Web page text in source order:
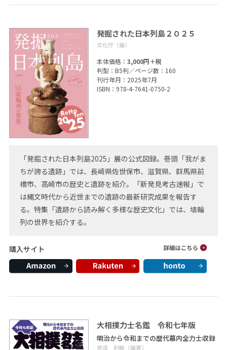
発掘された日本列島２０２５
文化庁（編）
本体価格：3,000円＋税
判型：B5判／ページ数：160
刊行年月：2025年7月
ISBN：978-4-7641-0750-2
「発掘された日本列島2025」展の公式図録。巻頭「我がま
ちが誇る遺跡」では、長崎県佐世保市、滋賀県、群馬県前
橋市、高崎市の歴史と遺跡を紹介。「新発見考古速報」で
は縄文時代から近世までの遺跡の最新研究成果を報告す
る。特集「遺跡から読み解く多様な歴史文化」では、埴輪
列の世界を紹介する。
購入サイト
大相撲力士名鑑 令和七年版
明治から令和までの歴代幕内全力士収録
亰須 利敏（編著）